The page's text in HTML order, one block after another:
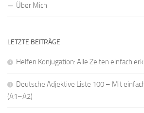
Über Mich
LETZTE BEITRÄGE
Helfen Konjugation: Alle Zeiten einfach
Deutsche Adjektive Liste 100 – Mit
(A1–A2)